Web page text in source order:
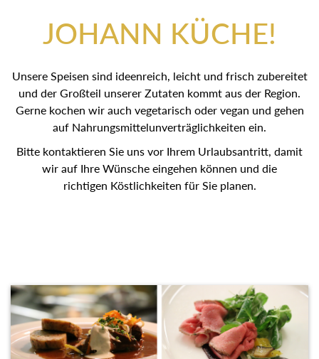
JOHANN KÜCHE!
Unsere Speisen sind ideenreich, leicht und frisch zubereitet
und der Großteil unserer Zutaten kommt aus der Region.
Gerne kochen wir auch vegetarisch oder vegan und gehen
auf Nahrungsmittelunverträglichkeiten ein.
Bitte kontaktieren Sie uns vor Ihrem Urlaubsantritt, damit
wir auf Ihre Wünsche eingehen können und die
richtigen Köstlichkeiten für Sie planen.